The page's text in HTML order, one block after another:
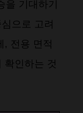
기대하기
으로 고려
, 전용 면적
확인하는 것